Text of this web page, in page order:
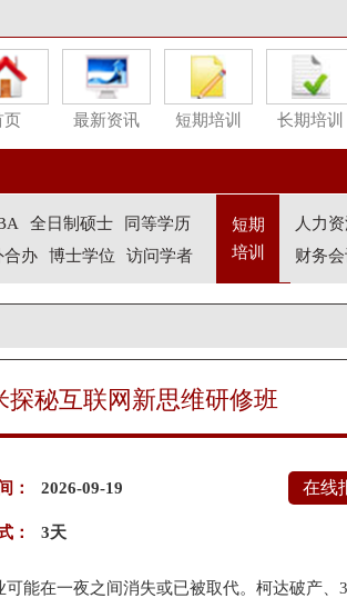
页 最新资讯 短期培训 长期培训
全日制硕士
同等学历
合办
博士学位 访问学者
短期
培训
人力
财务
秘互联网新思维研修班
： 2026-09-19
： 3天
在线
能在一夜之间消失或已被取代。柯达破产、